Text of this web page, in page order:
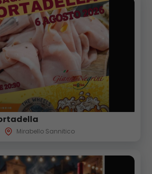
Mirabello Sannitico